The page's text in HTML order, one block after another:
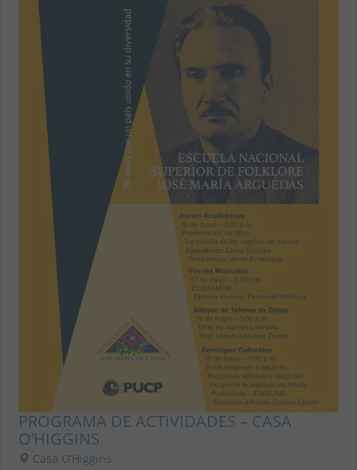
Superior de Folklore José
RECONOCIDO
INVESTIGADOR LUIS
MILLONES DICTARÁ CURSO
“HISTORIA Y FOLKLORE”
7 junio, 2019
Escuela Nacional
Superior de Folklore José
María Arguedas
DOCUMENTAL PEDRO
CIEZA DE LEÓN Y LA CRÓNICA
16 agosto, 2019
Escuela Nacional
Superior de Folklore José
María Arguedas
III FESTIVAL
INTERNACIONAL DE
FOLKLORE “ARGUEDAS PARA
EL MUNDO”
21 agosto, 2019
Escuela Nacional
Superior de Folklore José
María Arguedas
INCA GARCILASO, EL
MESTIZO (2017)
Date :27 septiembre, 2019
Venue : Escuela Nacional
Superior de Folklore José
PROGRAMA DE ACTIVIDADES – CASA
O’HIGGINS
Casa O’Higgins